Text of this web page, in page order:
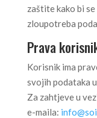
zaštite kako bi
zloupotreba
Prava
Korisnik ima
svojih podataka
Za zahtjeve u
e-maila: